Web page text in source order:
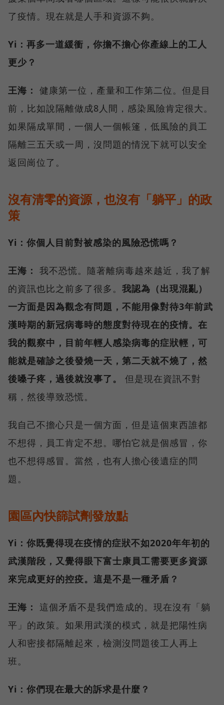
了疫情。現在就是人手和資源不夠。
Yi：再多一道緩衝，你擔不擔心你產線上的工人
更少？
王海： 健康第一位，產量和工作第二位。但是目
前，比如說隔離做成8人間，感染風險肯定很大。
如果隔成單間，一個人一個帳篷，低風險的員工
隔離三五天或一周，沒問題的情況下就可以安全
返回崗位了。
沒有清零的資源，也沒有「躺平」的政
策
Yi：你個人目前對被感染的風險恐慌嗎？
王海： 我不恐慌。隨著離病毒越來越近，我了解
的資訊也比之前多了很多。 我認為（出現混亂）
一方面是因為觀念有問題，不能用像對待3年前武
漢時期的新冠病毒時的態度對待現在的疫情。在
我的觀察中，目前年輕人感染病毒的症狀輕，可
能就是確診之後發燒一天，第二天就不燒了，然
後嗓子疼，過後就沒事了。
但是現在資訊不對
稱，然後導致恐慌。
我自己不擔心只是一個方面，但是這個東西誰都
不想得，員工肯定不想。哪怕它就是個感冒，你
也不想得感冒。當然，也有人擔心後遺症的問
題。
園區內快篩試劑發放點
Yi：你既覺得現在疫情的症狀不如2020年年初的
武漢階段，又覺得眼下富士康員工需要更多資源
來完成更好的控疫。這是不是一種矛盾？
王海：
這個矛盾不是我們造成的。現在沒有「躺
平」的政策。如果用武漢的模式，就是把陽性病
人和密接都隔離起來，檢測沒問題後工人再上
班。
Yi：你們現在最大的訴求是什麼？